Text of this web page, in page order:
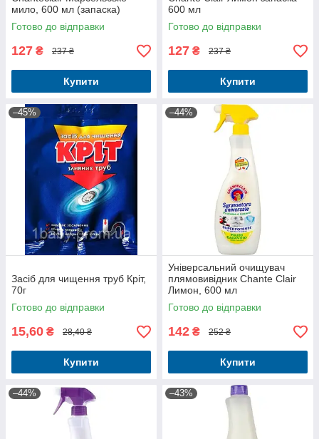
мило, 600 мл (запаска)
Готово до відправки
127 ₴ 237 ₴
Купити
600 мл
Готово до відправки
127 ₴ 237 ₴
Купити
–45%
Засіб для чищення труб Кріт,
70г
Готово до відправки
15,60 ₴ 28,40 ₴
Купити
–44%
Універсальний очищувач
плямовивідник Chante Clair
Лимон, 600 мл
Готово до відправки
142 ₴ 252 ₴
Купити
–44% –43%